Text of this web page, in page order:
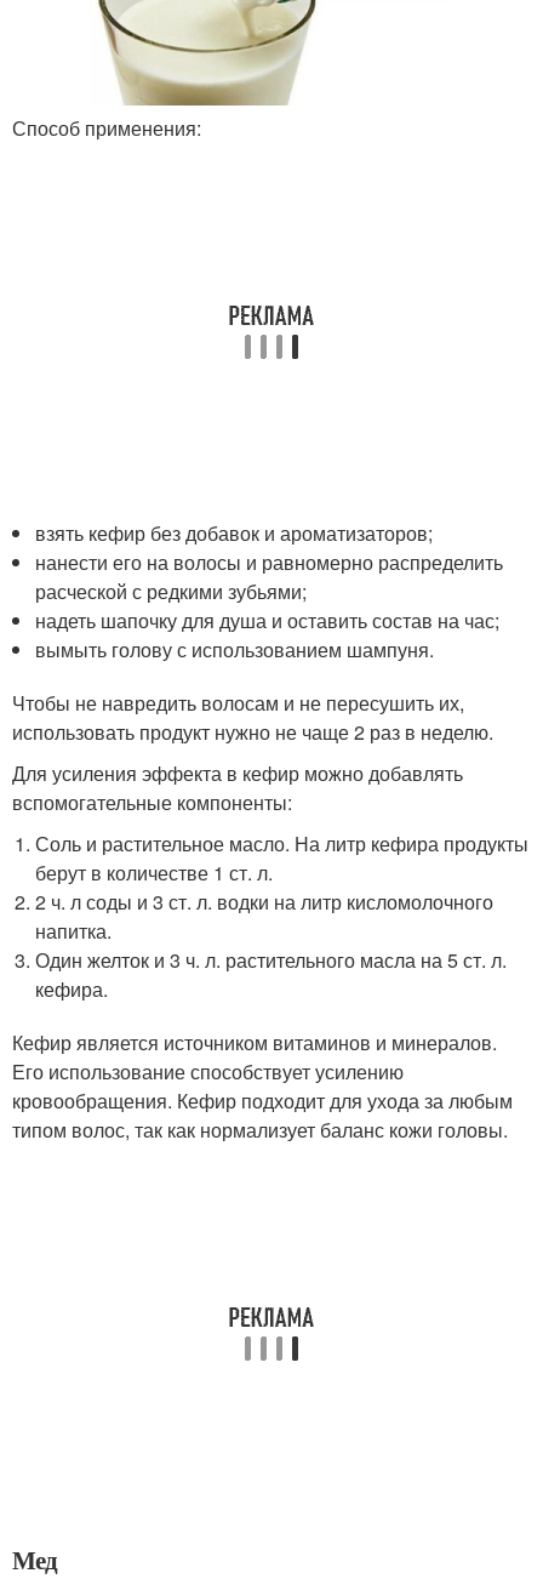
Способ применения:
взять кефир без добавок и ароматизаторов;
нанести его на волосы и равномерно распределить
расческой с редкими зубьями;
надеть шапочку для душа и оставить состав на час;
вымыть голову с использованием шампуня.
Чтобы не навредить волосам и не пересушить их,
использовать продукт нужно не чаще 2 раз в неделю.
Для усиления эффекта в кефир можно добавлять
вспомогательные компоненты:
Соль и растительное масло. На литр кефира продукты
берут в количестве 1 ст. л.
2 ч. л соды и 3 ст. л. водки на литр кисломолочного
напитка.
Один желток и 3 ч. л. растительного масла на 5 ст. л.
кефира.
Кефир является источником витаминов и минералов.
Его использование способствует усилению
кровообращения. Кефир подходит для ухода за любым
типом волос, так как нормализует баланс кожи головы.
Мед